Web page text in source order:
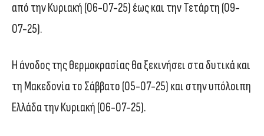
από την Κυριακή (06-07-25) έως και την Τετάρτη (09-
07-25).
Η άνοδος της θερμοκρασίας θα ξεκινήσει στα δυτικά και
τη Μακεδονία το Σάββατο (05-07-25) και στην υπόλοιπη
Ελλάδα την Κυριακή (06-07-25).